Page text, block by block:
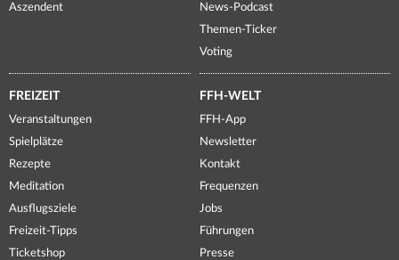
Aszendent
News-Podcast
Themen-Ticker
Voting
FREIZEIT
Veranstaltungen
Spielplätze
Rezepte
Meditation
Ausflugsziele
Freizeit-Tipps
Ticketshop
FFH-WELT
FFH-App
Newsletter
Kontakt
Frequenzen
Jobs
Führungen
Presse